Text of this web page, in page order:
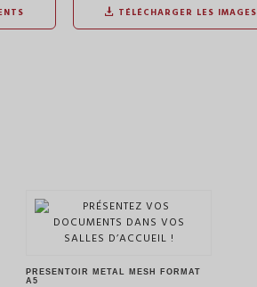
TÉLÉCHARGER LES IMAGES
PRÉSENTOIR METAL MESH FORMAT
A5